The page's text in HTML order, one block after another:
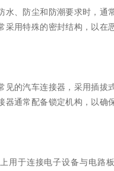
采用特殊的密封结构，以在
器通常配备锁定机构，以确